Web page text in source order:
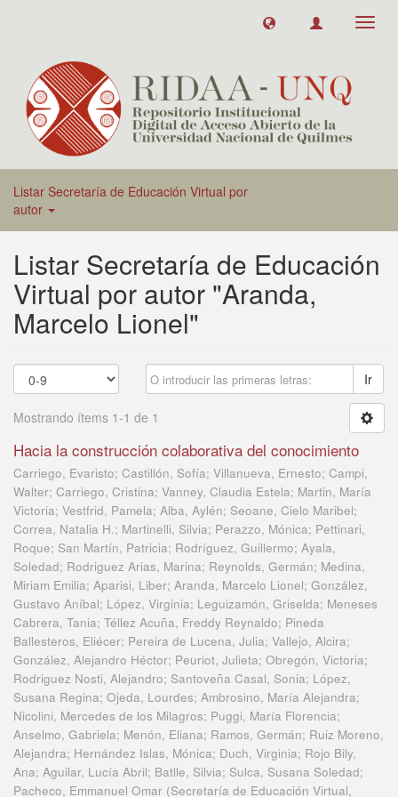
Listar Secretaría de Educación Virtual por
autor
Listar Secretaría de Educación
Virtual por autor "Aranda,
Marcelo Lionel"
Ir
Mostrando ítems 1-1 de 1
Hacia la construcción colaborativa del conocimiento
Carriego, Evaristo; Castillón, Sofía; Villanueva, Ernesto; Campi,
Walter; Carriego, Cristina; Vanney, Claudia Estela; Martin, María
Victoria; Vestfrid, Pamela; Alba, Aylén; Seoane, Cielo Maribel;
Correa, Natalia H.; Martinelli, Silvia; Perazzo, Mónica; Pettinari,
Roque; San Martín, Patricia; Rodríguez, Guillermo; Ayala,
Soledad; Rodriguez Arias, Marina; Reynolds, Germán; Medina,
Miriam Emilia; Aparisi, Liber; Aranda, Marcelo Lionel; González,
Gustavo Aníbal; López, Virginia; Leguizamón, Griselda; Meneses
Cabrera, Tania; Téllez Acuña, Freddy Reynaldo; Pineda
Ballesteros, Eliécer; Pereira de Lucena, Julia; Vallejo, Alcira;
González, Alejandro Héctor; Peuriot, Julieta; Obregón, Victoria;
Rodriguez Nosti, Alejandro; Santoveña Casal, Sonia; López,
Susana Regina; Ojeda, Lourdes; Ambrosino, María Alejandra;
Nicolini, Mercedes de los Milagros; Puggi, María Florencia;
Anselmo, Gabriela; Menón, Eliana; Ramos, Germán; Ruiz Moreno,
Alejandra; Hernández Islas, Mónica; Duch, Virginia; Rojo Bily,
Ana; Aguilar, Lucía Abril; Batlle, Silvia; Sulca, Susana Soledad;
Pacheco, Emmanuel Omar (Secretaría de Educación Virtual,